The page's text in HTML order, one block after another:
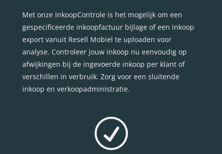
Met onze InkoopControle is het mogelijk om een
gespecificeerde inkoopfactuur bijlage of een inkoop
export vanuit Resell Mobiel te uploaden voor
analyse. Controleer jouw inkoop nu eenvoudig op
afwijkingen bij de ingevoerde inkoop per klant of
verschillen in verbruik. Zorg voor een sluitende
inkoop en verkoopadministratie.
R